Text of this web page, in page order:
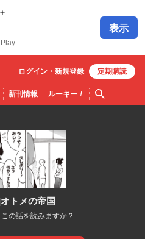
表示
新刊情報 ルーキー！ 検索
ログイン・ 新規登録 定期購読
トメの帝国
の話を読みますか？